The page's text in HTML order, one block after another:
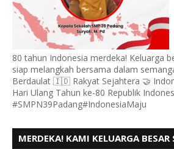
80 tahun Indonesia merdeka! Keluarga
siap melangkah bersama dalam
Berdaulat 🇮🇩 Rakyat Sejahtera 🤝
Hari Ulang Tahun ke-80 Republik
#SMPN39Padang#IndonesiaMaju
MERDEKA! KAMI KELUARGA